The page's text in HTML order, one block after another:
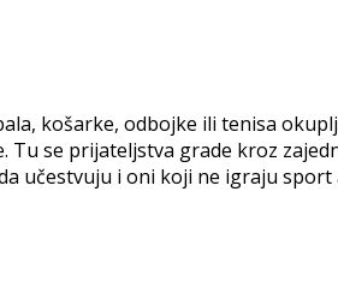
košarke, odbojke ili tenisa
se prijateljstva grade kroz
učestvuju i oni koji ne igraju